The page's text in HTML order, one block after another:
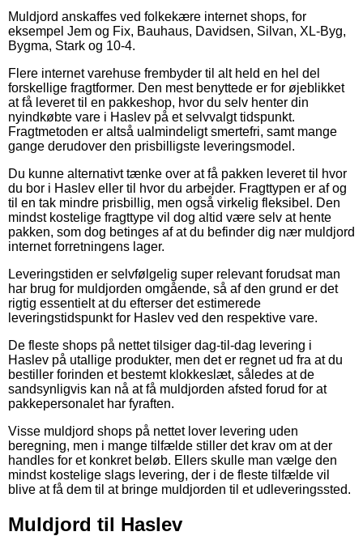
Muldjord anskaffes ved folkekære internet shops, for
eksempel Jem og Fix, Bauhaus, Davidsen, Silvan, XL-Byg,
Bygma, Stark og 10-4.
Flere internet varehuse frembyder til alt held en hel del
forskellige fragtformer. Den mest benyttede er for øjeblikket
at få leveret til en pakkeshop, hvor du selv henter din
nyindkøbte vare i Haslev på et selvvalgt tidspunkt.
Fragtmetoden er altså ualmindeligt smertefri, samt mange
gange derudover den prisbilligste leveringsmodel.
Du kunne alternativt tænke over at få pakken leveret til hvor
du bor i Haslev eller til hvor du arbejder. Fragttypen er af og
til en tak mindre prisbillig, men også virkelig fleksibel. Den
mindst kostelige fragttype vil dog altid være selv at hente
pakken, som dog betinges af at du befinder dig nær muldjord
internet forretningens lager.
Leveringstiden er selvfølgelig super relevant forudsat man
har brug for muldjorden omgående, så af den grund er det
rigtig essentielt at du efterser det estimerede
leveringstidspunkt for Haslev ved den respektive vare.
De fleste shops på nettet tilsiger dag-til-dag levering i
Haslev på utallige produkter, men det er regnet ud fra at du
bestiller forinden et bestemt klokkeslæt, således at de
sandsynligvis kan nå at få muldjorden afsted forud for at
pakkepersonalet har fyraften.
Visse muldjord shops på nettet lover levering uden
beregning, men i mange tilfælde stiller det krav om at der
handles for et konkret beløb. Ellers skulle man vælge den
mindst kostelige slags levering, der i de fleste tilfælde vil
blive at få dem til at bringe muldjorden til et udleveringssted.
Muldjord til Haslev